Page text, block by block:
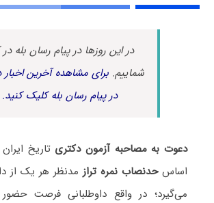
در این روزها در پیام رسان بله در
شماییم.برای مشاهده آخرین
در پیام رسان بله کلیک کنید.
دعوت به مصاحبه آزمون دکتریتاریخ
اساسحدنصاب نمره ترازمدنظر هر یک از
می‌گیرد؛ در واقع داوطلبانی فرصت